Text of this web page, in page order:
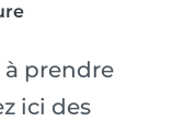
prendre
ici des